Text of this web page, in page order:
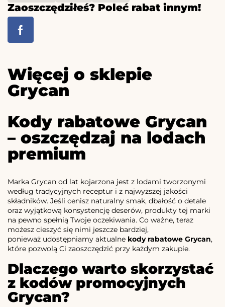
Zaoszczędziłeś? Poleć rabat innym!
Więcej o sklepie
Grycan
Kody rabatowe Grycan
– oszczędzaj na lodach
premium
Marka Grycan od lat kojarzona jest z lodami tworzonymi
według tradycyjnych receptur i z najwyższej jakości
składników. Jeśli cenisz naturalny smak, dbałość o detale
oraz wyjątkową konsystencję deserów, produkty tej marki
na pewno spełnią Twoje oczekiwania. Co ważne, teraz
możesz cieszyć się nimi jeszcze bardziej,
ponieważ udostępniamy aktualne kody rabatowe Grycan,
które pozwolą Ci zaoszczędzić przy każdym zakupie.
Dlaczego warto skorzystać
z kodów promocyjnych
Grycan?